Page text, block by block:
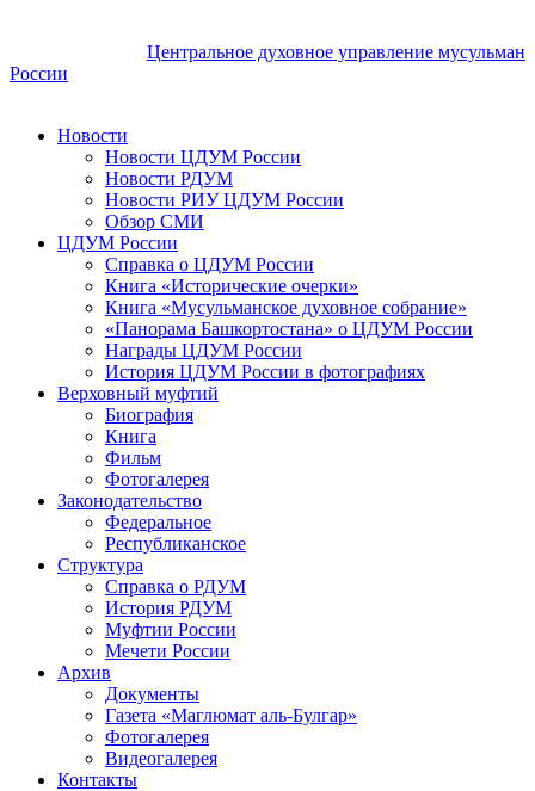
Центральное духовное управление мусульман
России
Новости
Новости ЦДУМ России
Новости РДУМ
Новости РИУ ЦДУМ России
Обзор СМИ
ЦДУМ России
Справка о ЦДУМ России
Книга «Исторические очерки»
Книга «Мусульманское духовное собрание»
«Панорама Башкортостана» о ЦДУМ России
Награды ЦДУМ России
История ЦДУМ России в фотографиях
Верховный муфтий
Биография
Книга
Фильм
Фотогалерея
Законодательство
Федеральное
Республиканское
Структура
Справка о РДУМ
История РДУМ
Муфтии России
Мечети России
Архив
Документы
Газета «Маглюмат аль-Булгар»
Фотогалерея
Видеогалерея
Контакты